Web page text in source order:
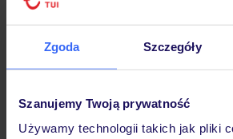
Zgoda Szczegóły
Szanujemy Twoją prywatność
Używamy technologii takich jak pliki
Opinie